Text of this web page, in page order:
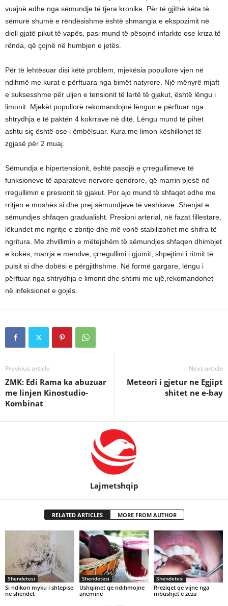
vuajnë edhe nga sëmundje të tjera kronike. Për të gjithë këta të
sëmurë shumë e rëndësishme është shmangia e ekspozimit në
diell gjatë pikut të vapës, pasi mund të pësojnë infarkte ose kriza të
rënda, që çojnë në humbjen e jetës.
Për të lehtësuar disi këtë problem, mjekësia popullore vjen në
ndihmë me kurat e përftuara nga bimët natyrore. Një mënyrë mjaft
e suksesshme për uljen e tensionit të lartë të gjakut, është lëngu i
limonit. Mjekët popullorë rekomandojnë lëngun e përftuar nga
shtrydhja e të paktën 4 kokrrave në ditë. Lëngu mund të pihet
ashtu siç është ose i ëmbëlsuar. Kura me limon këshillohet të
zgjasë për 2 muaj.
Sëmundja e hipertensionit, është pasojë e çrregullimeve të
funksioneve të aparateve nervore qendrore, që marrin pjesë në
rregullimin e presionit të gjakut. Por ajo mund të shfaqet edhe me
rritjen e moshës si dhe prej sëmundjeve të veshkave. Shenjat e
sëmundjes shfaqen gradualisht. Presioni arterial, në fazat fillestare,
lëkundet me ngritje e zbritje dhe më vonë stabilizohet me shifra të
ngritura. Me zhvillimin e mëtejshëm të sëmundjes shfaqen dhimbjet
e kokës, marrja e mendve, çrregullimi i gjumit, shpejtimi i ritmit të
pulsit si dhe dobësi e përgjithshme. Në formë gargare, lëngu i
përftuar nga shtrydhja e limonit dhe shtimi me ujë,rekomandohet
në infeksionet e gojës.
Previous article
ZMK: Edi Rama ka abuzuar
me linjen Kinostudio-
Kombinat
Next article
Meteori i gjetur ne Egjipt
shitet ne e-bay
Lajmetshqip
RELATED ARTICLES MORE FROM AUTHOR
Shendetesi
Si ndikon myku i shtepise
ne shendet
Shendetesi
Ushqimet qe ndihmojne
anemine
Shendetesi
Rreziqet qe vijne nga
mbushjet e zeza